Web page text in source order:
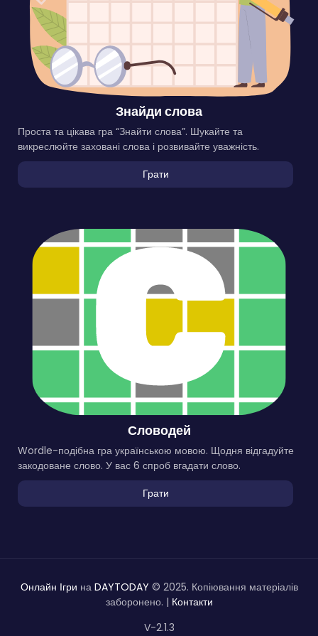
Знайди слова
Проста та цікава гра “Знайти слова”. Шукайте та
викреслюйте заховані слова і розвивайте уважність.
Грати
Словодей
Wordle-подібна гра українською мовою. Щодня відгадуйте
закодоване слово. У вас 6 спроб вгадати слово.
Грати
Онлайн Ігри на DAYTODAY © 2025. Копіювання матеріалів
заборонено. | Контакти
V-2.1.3